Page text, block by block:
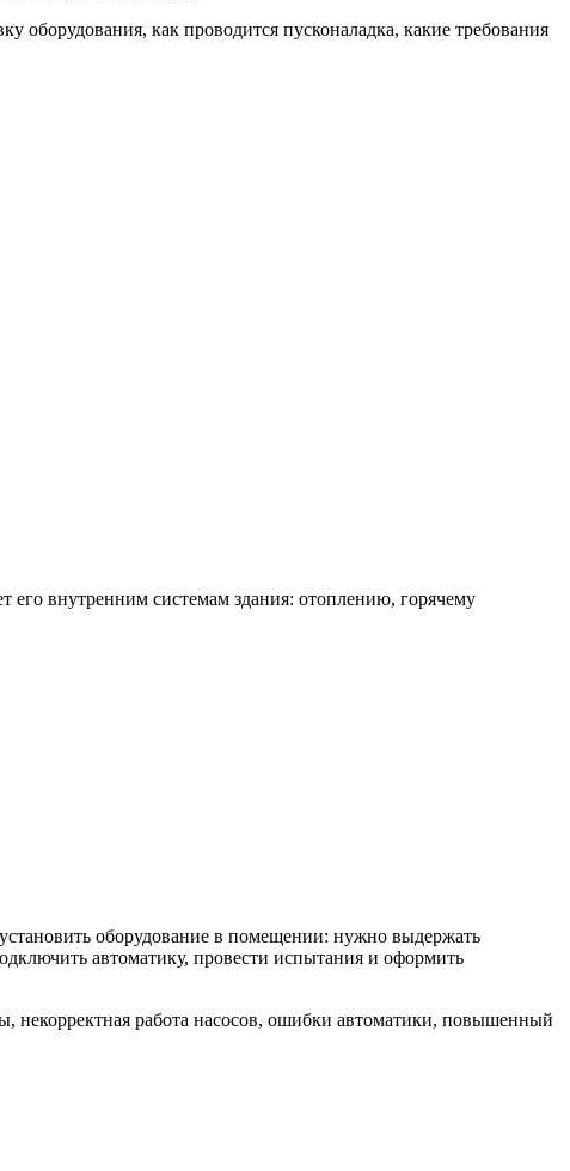
оборудования, как проводится пусконаладка, какие требования
внутренним системам здания: отоплению, горячему
оборудование в помещении: нужно выдержать
автоматику, провести испытания и оформить
некорректная работа насосов, ошибки автоматики, повышенный